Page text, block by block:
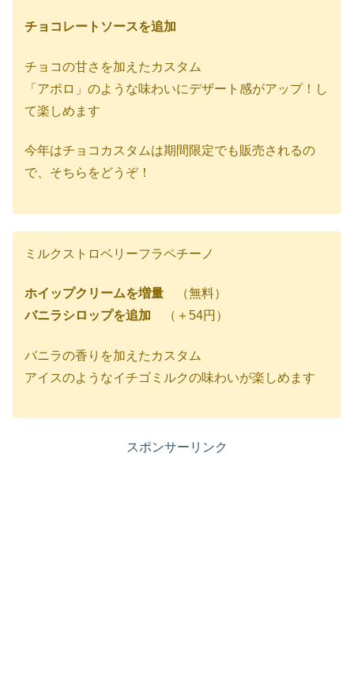
チョコレートソースを追加
チョコの甘さを加えたカスタム
「アポロ」のような味わいにデザート感がアップ！し
て楽しめます
今年はチョコカスタムは期間限定でも販売されるの
で、そちらをどうぞ！
ミルクストロベリーフラペチーノ
ホイップクリームを増量
（無料）
バニラシロップを追加
（＋54円）
バニラの香りを加えたカスタム
アイスのようなイチゴミルクの味わいが楽しめます
スポンサーリンク